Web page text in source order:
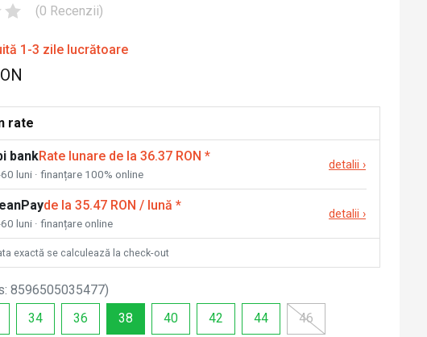
(0 Recenzii)
1-3 zile lucrătoare
rate
bankRate lunare de la 36.37 RON *
luni · finanțare 100% online
detalii ›
de la 35.47 RON / lună *
luni · finanțare online
detalii ›
exactă se calculează la check-out
: 8596505035477)
34 36 38 40 42 44 46